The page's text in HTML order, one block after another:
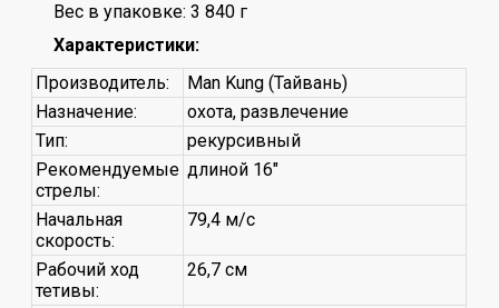
Вес в упаковке: 3 840 г
Характеристики:
Производитель:
Man Kung (Тайвань)
Назначение:
охота, развлечение
Тип:
рекурсивный
Рекомендуемые
стрелы:
длиной 16"
Начальная
скорость:
79,4 м/с
Рабочий ход
тетивы:
26,7 см